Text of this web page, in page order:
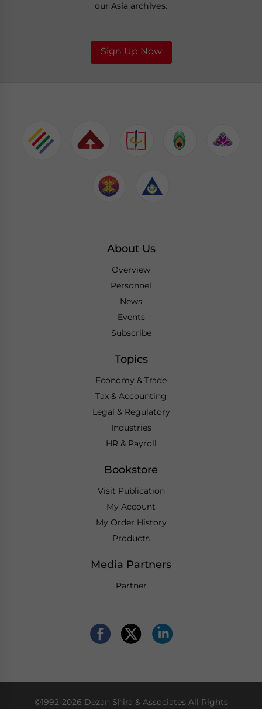
our Asia archives.
Sign Up Now
About Us
Overview
Personnel
News
Events
Subscribe
Topics
Economy & Trade
Tax & Accounting
Legal & Regulatory
Industries
HR & Payroll
Bookstore
Visit Publication
My Account
My Order History
Products
Media Partners
Partner
©1992-2026 Dezan Shira & Associates All Rights